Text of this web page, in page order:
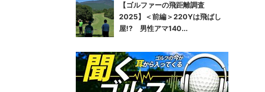
【ゴルファーの飛距離調査
2025】＜前編＞220Yは飛ばし
屋!? 男性アマ140...